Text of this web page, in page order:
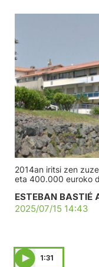
2014an iritsi zen
eta 400.000 euroko
ESTEBAN BASTIÉ
2025/07/15 14:43
1:31